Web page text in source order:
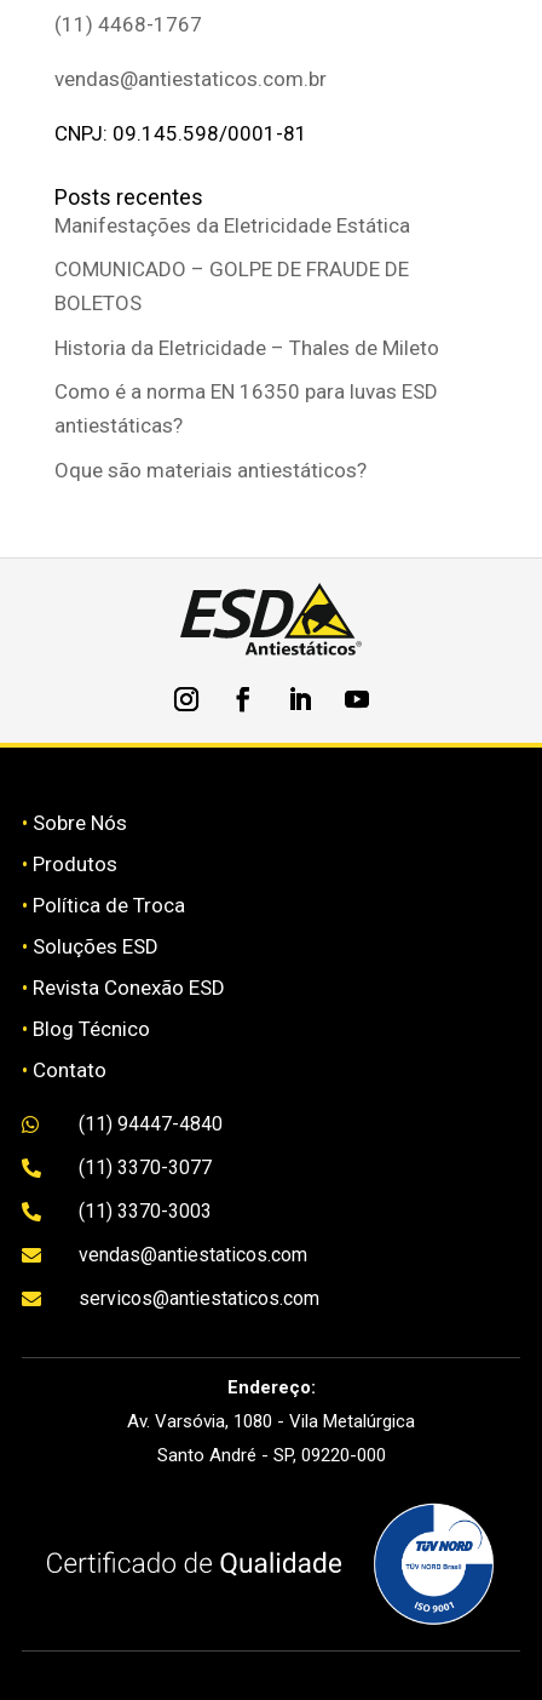
(11) 4468-1767
vendas@antiestaticos.com.br
CNPJ: 09.145.598/0001-81
Posts recentes
Manifestações da Eletricidade Estática
COMUNICADO – GOLPE DE FRAUDE DE
BOLETOS
Historia da Eletricidade – Thales de Mileto
Como é a norma EN 16350 para luvas ESD
antiestáticas?
Oque são materiais antiestáticos?
• Sobre Nós
• Produtos
• Política de Troca
• Soluções ESD
• Revista Conexão ESD
• Blog Técnico
• Contato
 (11) 94447-4840
 (11) 3370-3077
 (11) 3370-3003
 vendas@antiestaticos.com
 servicos@antiestaticos.com
Endereço:
Av. Varsóvia, 1080 - Vila Metalúrgica
Santo André - SP, 09220-000